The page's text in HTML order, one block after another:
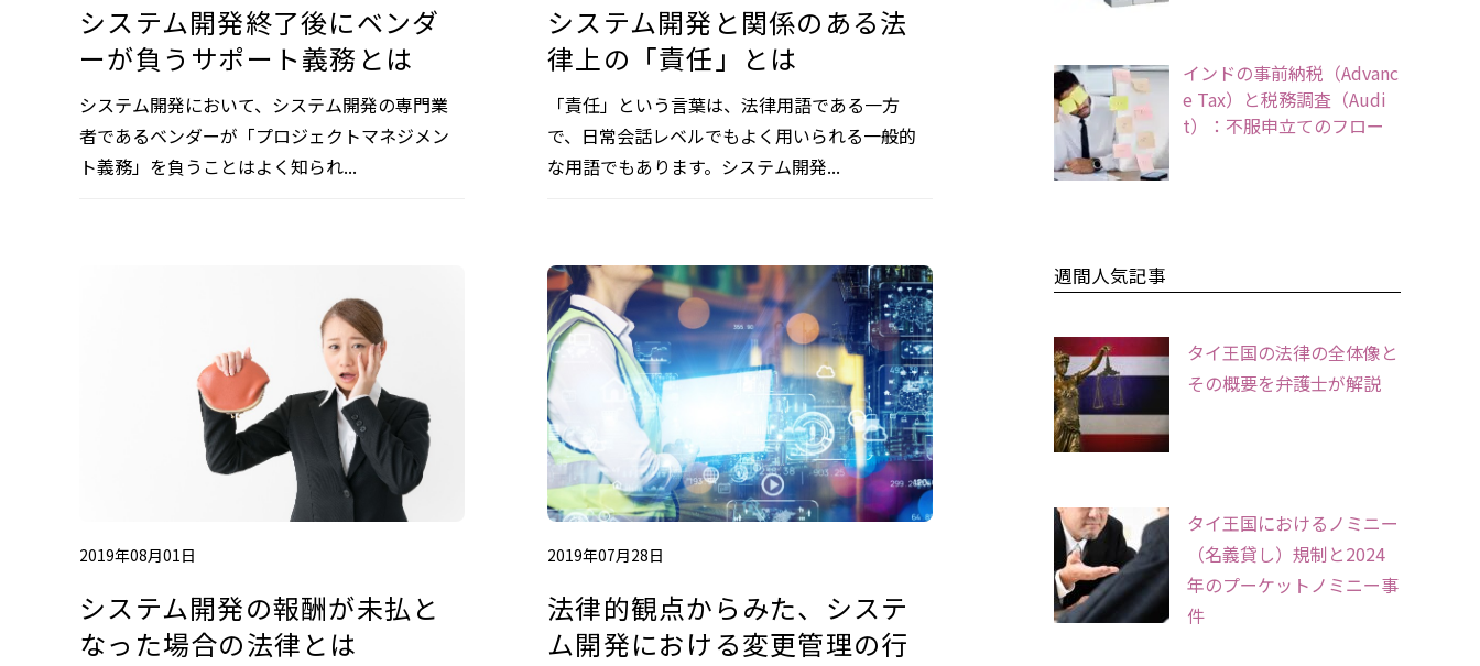
システム開発終了後にベンダ
ーが負うサポート義務とは
システム開発において、システム開発の専門業
者であるベンダーが「プロジェクトマネジメン
ト義務」を負うことはよく知られ...
システム開発と関係のある法
律上の「責任」とは
「責任」という言葉は、法律用語である一方
で、日常会話レベルでもよく用いられる一般的
な用語でもあります。システム開発...
2019年08月01日
システム開発の報酬が未払と
なった場合の法律とは
2019年07月28日
法律的観点からみた、システ
ム開発における変更管理の行
インドの事前納税（Advanc
e Tax）と税務調査（Audi
t）：不服申立てのフロー
週間人気記事
タイ王国の法律の全体像と
その概要を弁護士が解説
タイ王国におけるノミニー
（名義貸し）規制と2024
年のプーケットノミニー事
件